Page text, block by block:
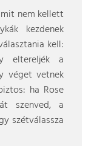
nem kellett
kezdenek
kell:
eltereljék a
véget vetnek
ha Rose
szenved, a
szétválassza